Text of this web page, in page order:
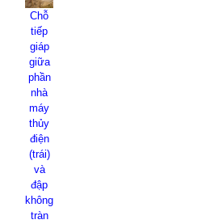
Chỗ
tiếp
giáp
giữa
phần
nhà
máy
thủy
điện
(trái)
và
đập
không
tràn